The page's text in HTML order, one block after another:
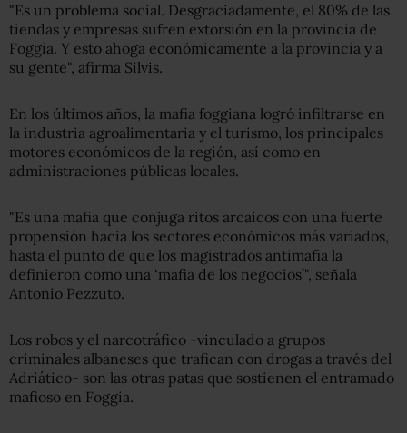
"Es un problema social. Desgraciadamente, el 80% de las
tiendas y empresas sufren extorsión en la provincia de
Foggia. Y esto ahoga económicamente a la provincia y a
su gente", afirma Silvis.
En los últimos años, la mafia foggiana logró infiltrarse en
la industria agroalimentaria y el turismo, los principales
motores económicos de la región, así como en
administraciones públicas locales.
"Es una mafia que conjuga ritos arcaicos con una fuerte
propensión hacia los sectores económicos más variados,
hasta el punto de que los magistrados antimafia la
definieron como una ‘mafia de los negocios’", señala
Antonio Pezzuto.
Los robos y el narcotráfico -vinculado a grupos
criminales albaneses que trafican con drogas a través del
Adriático- son las otras patas que sostienen el entramado
mafioso en Foggia.